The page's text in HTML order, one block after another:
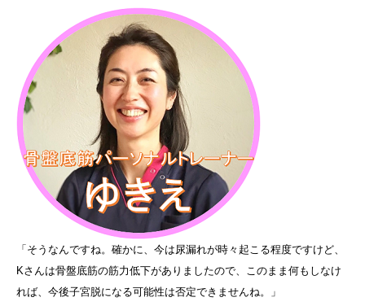
「そうなんですね。確かに、今は尿漏れが時々起こる程度ですけど、
Kさんは骨盤底筋の筋力低下がありましたので、このまま何もしなけ
れば、今後子宮脱になる可能性は否定できませんね。」